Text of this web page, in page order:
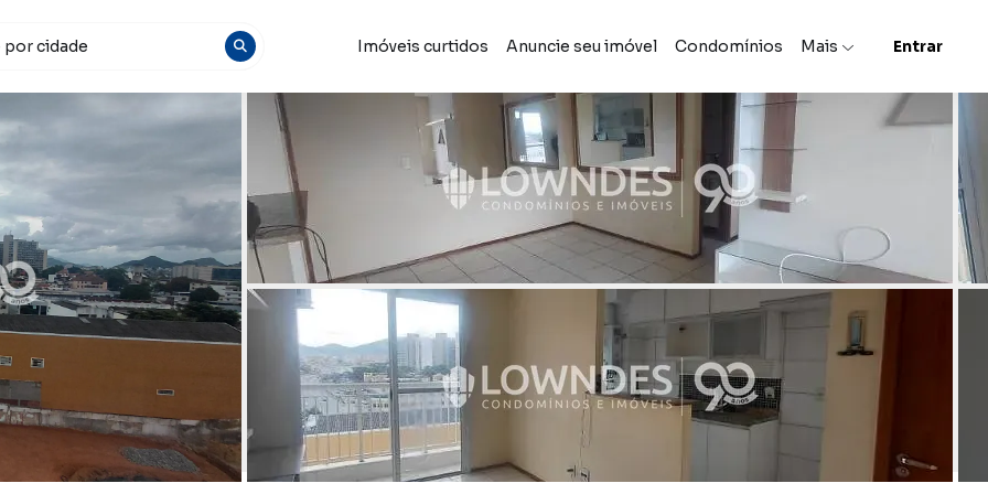
Imóveis curtidos Anuncie seu imóvel Condomínios Mais Entrar